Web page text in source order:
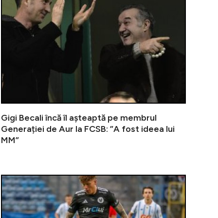
Gigi Becali încă îl așteaptă pe membrul
Generației de Aur la FCSB: ”A fost ideea lui
MM”
când s-a prăpădit Lucescu? Dumneavoastră și
De la